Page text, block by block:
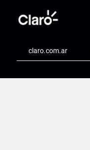
claro.com.ar